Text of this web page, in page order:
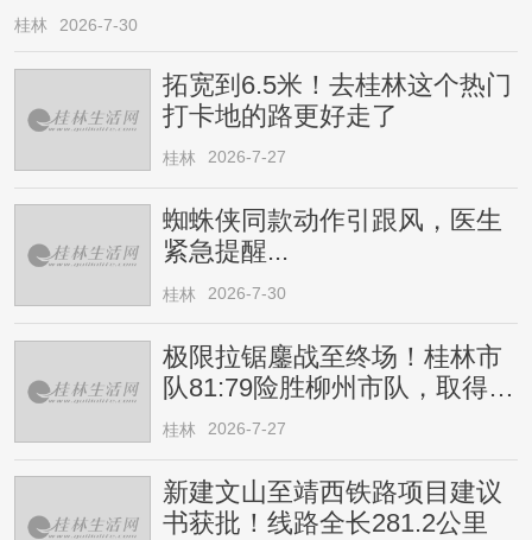
桂林 2026-7-30
拓宽到6.5米！去桂林这个热门
打卡地的路更好走了
桂林 2026-7-27
蜘蛛侠同款动作引跟风，医生
紧急提醒...
桂林 2026-7-30
极限拉锯鏖战至终场！桂林市
队81:79险胜柳州市队，取得四
连胜
桂林 2026-7-27
新建文山至靖西铁路项目建议
书获批！线路全长281.2公里